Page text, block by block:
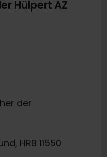
Hülpert AZ
der
HRB 11550